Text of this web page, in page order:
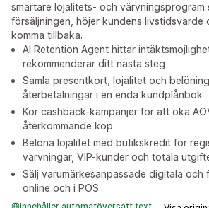
smartare lojalitets- och värvningsprogram
försäljningen, höjer kundens livstidsvärde
komma tillbaka.
AI Retention Agent hittar
rekommenderar ditt nästa steg
Samla presentkort, lojalitet och
återbetalningar i en enda kundplånbok
Kör cashback-kampanjer för att öka
återkommande köp
Belöna lojalitet med butikskredit för
värvningar, VIP-kunder och totala
Sälj varumärkesanpassade digitala
online och i POS